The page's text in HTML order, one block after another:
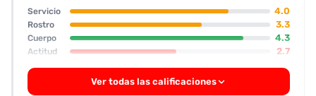
**Altura:** 1,68 m. - **Rasgos faciales:** frente alta, frente
baja, frente estrecha, cabello corto y rizado, ojos claros. -
**Cuerpo:** 90 kg, 90 cm de cintura, 90 cm de cadera,
95 cm de pecho, 91 cm de cuello. - **Glúteos:** “culona” de
50 cm de diámetro, con “gran” “cuerpo de caballo” y
“caderas de perrito”. - **Otros rasgos corporales:** cintura
Servicio 4.0
Rostro 3.3
Cuerpo 4.3
Actitud 2.7
Ver todas las calificaciones